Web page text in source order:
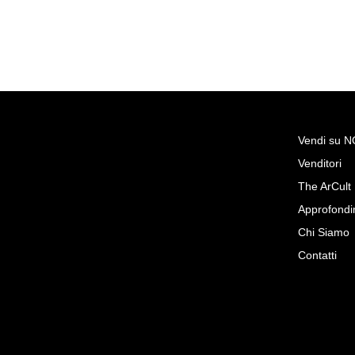
Richiedi Maggiori Info su
Fine XVII secolo, scuola
Vendi su
Venditori
The ArCult
Chi Siamo
Contatti